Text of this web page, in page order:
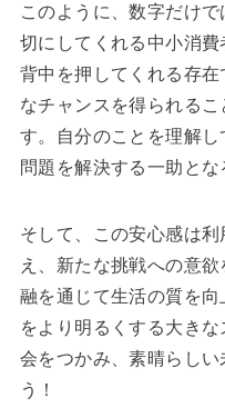
このように、数字だけ
切にしてくれる中小消
背中を押してくれる存
なチャンスを得られる
す。自分のことを理解
問題を解決する一助とな
そして、この安心感は
え、新たな挑戦への意
融を通じて生活の質を
をより明るくする大き
会をつかみ、素晴らし
う！